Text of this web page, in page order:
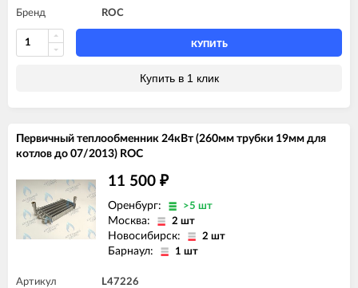
Бренд ROC
КУПИТЬ
Купить в 1 клик
Первичный теплообменник 24кВт (260мм трубки 19мм для
котлов до 07/2013) ROC
11 500 ₽
Оренбург: >5 шт
Москва: 2 шт
Новосибирск: 2 шт
Барнаул: 1 шт
Артикул L47226